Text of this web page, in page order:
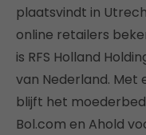
plaatsvindt in
online retailers
is RFS Holland
van Nederland. Met
blijft het
Bol.com en Ahold